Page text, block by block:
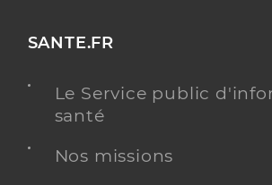
SANTE.FR
Le Service public
santé
Nos missions